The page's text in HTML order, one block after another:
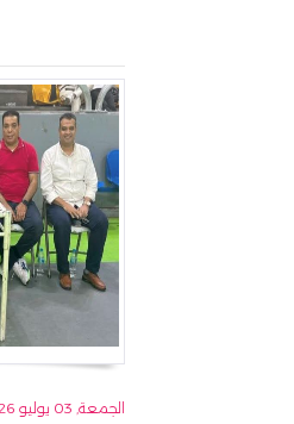
الجمعة, 03 يوليو 2026 - 11:04 م